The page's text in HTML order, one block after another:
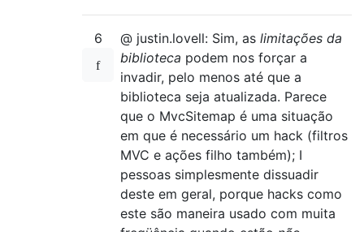
public void EndMessageLoop()
{
Post(_ => done = true ,
public void BeginMessageLoop()
{
while (!done)
{
Tuple<SendOrPostCallback
lock
(items)
6 @ justin.lovell: Sim, as limitações da
biblioteca podem nos forçar a
invadir, pelo menos até que a
biblioteca seja atualizada. Parece
que o MvcSitemap é uma situação
em que é necessário um hack (filtros
MVC e ações filho também); I
pessoas simplesmente dissuadir
deste em geral, porque hacks como
este são maneira usado com muita